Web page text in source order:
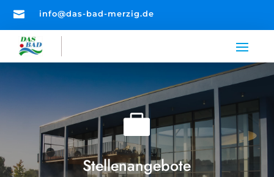
 info@das-bad-merzig.de

Stellenangebote